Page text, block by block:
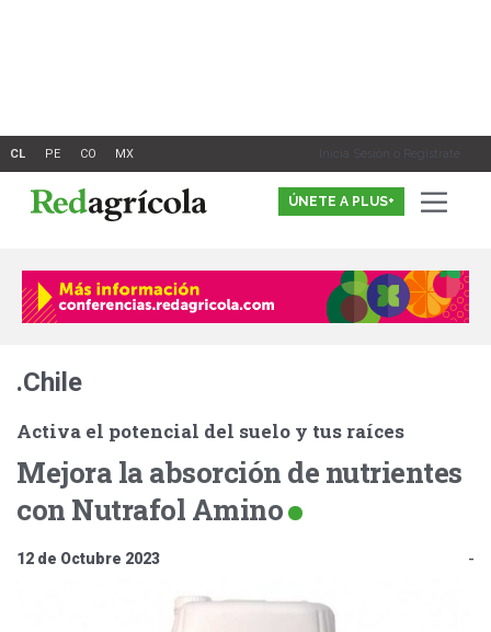
Inicia Sesión o Registrate
ÚNETE A PLUS+
.Chile
Activa el potencial del suelo y tus raíces
Mejora la absorción de nutrientes
con Nutrafol Amino
12 de Octubre 2023 -